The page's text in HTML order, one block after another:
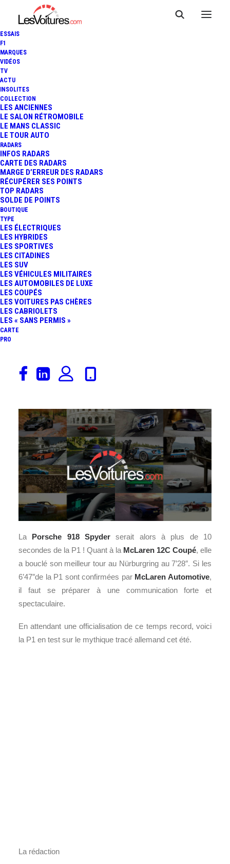
ESSAIS
F1
MARQUES
VIDÉOS
TV
ACTU
INSOLITES
COLLECTION
LES ANCIENNES
LE SALON RÉTROMOBILE
LE MANS CLASSIC
LE TOUR AUTO
RADARS
INFOS RADARS
CARTE DES RADARS
MARGE D’ERREUR DES RADARS
RÉCUPÉRER SES POINTS
TOP RADARS
SOLDE DE POINTS
BOUTIQUE
TYPE
LES ÉLECTRIQUES
LES HYBRIDES
LES SPORTIVES
LES CITADINES
LES SUV
LES VÉHICULES MILITAIRES
LES AUTOMOBILES DE LUXE
LES COUPÉS
LES VOITURES PAS CHÈRES
LES CABRIOLETS
LES « SANS PERMIS »
CARTE
PRO
MCLAREN P1 : L'HYPERCAR
A-T-ELLE PULVÉRISÉ LE
RECORD DU NÜRBURGRING ?
1 Minute |
La question de la semaine : la
pulvérisé le record du
La Porsche 918 Spyder serait alors à plus de 10
secondes de la P1 ! Quant à la McLaren 12C Coupé, elle
a bouclé son meilleur tour au Nürburgring au 7’28″. Si les
6’47″de la P1 sont confirmées par McLaren Automotive,
il faut se préparer à une communication forte et
spectaculaire.
En attendant une officialisation de ce temps record, voici
la P1 en test sur le mythique tracé allemand cet été.
La rédaction